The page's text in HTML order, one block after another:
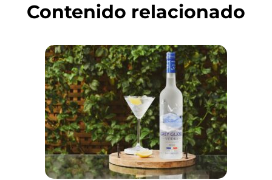
Contenido relacionado